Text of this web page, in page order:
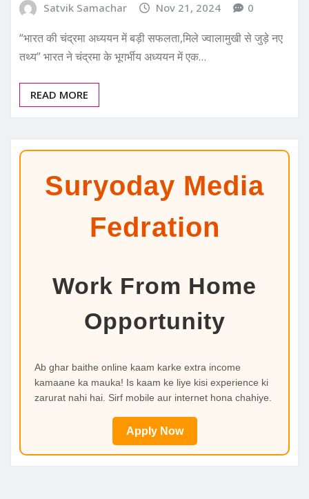
Satvik Samachar Nov 21, 2024 0
“भारत की चंद्रमा अध्ययन में बड़ी सफलता,मिले ज्वालामुखी से जुड़े नए
तथ्य” भारत ने चंद्रमा के भूगर्भीय अध्ययन में एक…
READ MORE
Suryoday Media
Fedration
Work From Home
Opportunity
Ab ghar baithe online kaam karke extra income
kamaane ka mauka! Is kaam ke liye kisi experience ki
zarurat nahi hai. Sirf mobile aur internet hona chahiye.
Apply Now